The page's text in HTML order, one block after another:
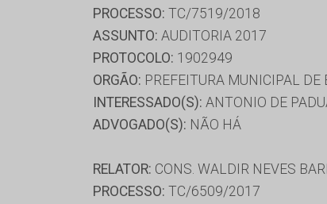
PROCESSO: TC/7519/2018
ASSUNTO: AUDITORIA 2017
PROTOCOLO: 1902949
ORGÃO: PREFEITURA MUNICIPAL
INTERESSADO(S): ANTONIO DE
ADVOGADO(S): NÃO HÁ
RELATOR: CONS. WALDIR NEVES
PROCESSO: TC/6509/2017